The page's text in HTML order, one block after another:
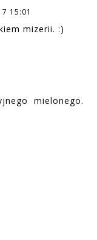
15:01
mizerii. :)
mielonego.